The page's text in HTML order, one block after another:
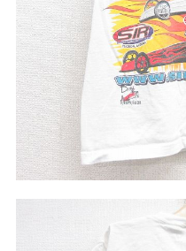
ア行 カ行
ナ行
ハ行
Search by Item アイテ
ジャケット ス
半